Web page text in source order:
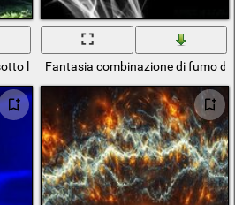
la luce notturna della Luna
Fantasia combinazione di fumo di